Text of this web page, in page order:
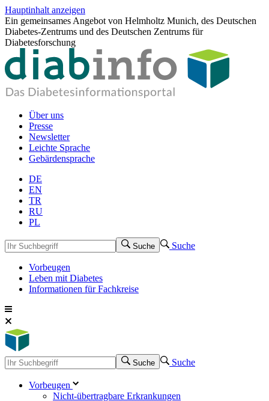
Hauptinhalt anzeigen
Ein gemeinsames Angebot von Helmholtz Munich, des Deutschen
Diabetes-Zentrums und des Deutschen Zentrums für
Diabetesforschung
Über uns
Presse
Newsletter
Leichte Sprache
Gebärdensprache
DE
EN
TR
RU
PL
Suche Suche
Vorbeugen
Leben mit Diabetes
Informationen für Fachkreise
Suche Suche
Vorbeugen
Nicht-übertragbare Erkrankungen